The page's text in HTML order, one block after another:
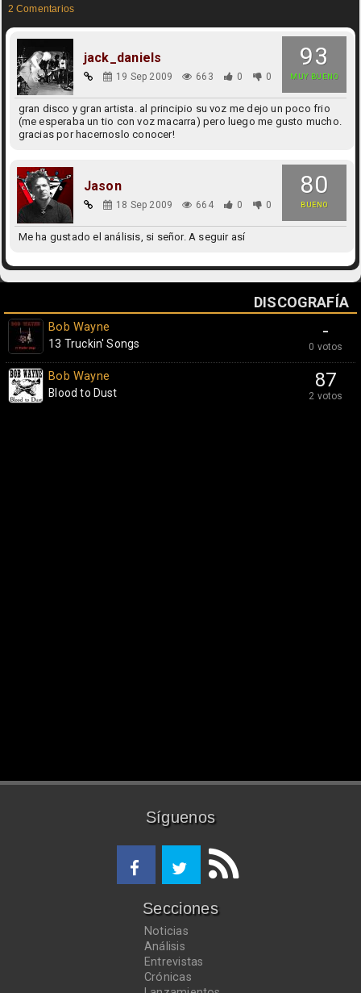
2 Comentarios
93
MUY BUENO
jack_daniels
19 Sep 2009 663 0 0
gran disco y gran artista. al principio su voz me dejo un poco frio
(me esperaba un tio con voz macarra) pero luego me gusto mucho.
gracias por hacernoslo conocer!
80
BUENO
Jason
18 Sep 2009 664 0 0
Me ha gustado el análisis, si señor. A seguir así
DISCOGRAFÍA
-
0 votos
Bob Wayne
13 Truckin' Songs
87
2 votos
Bob Wayne
Blood to Dust
Síguenos
Secciones
Noticias
Análisis
Entrevistas
Crónicas